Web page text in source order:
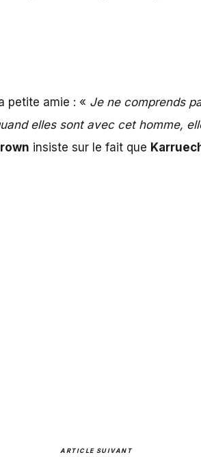
petite amie : « Je ne comprends
elles sont avec cet homme,
insiste sur le fait que
ARTICLE SUIVANT